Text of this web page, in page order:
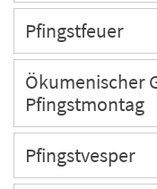
Pfingstfeuer
Ökumenischer
Pfingstmontag
Pfingstvesper